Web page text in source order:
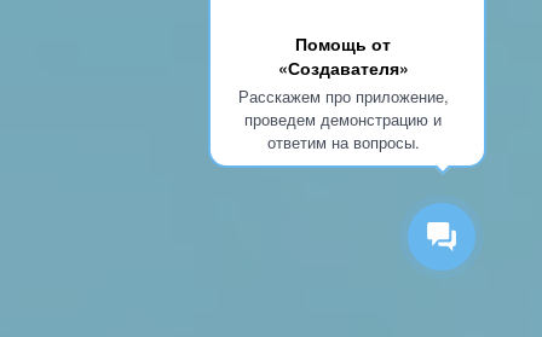
Помощь от
«Создавателя»
Расскажем про приложение,
проведем демонстрацию и
ответим на вопросы.